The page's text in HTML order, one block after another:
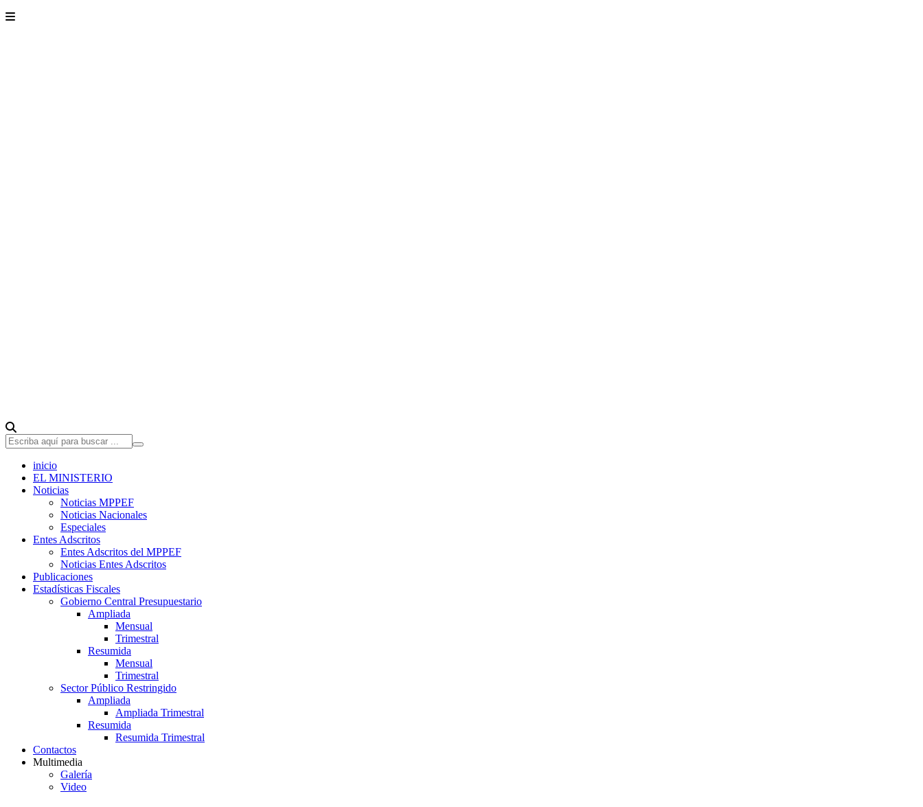
inicio
EL MINISTERIO
Noticias
Noticias MPPEF
Noticias Nacionales
Especiales
Entes Adscritos
Entes Adscritos del MPPEF
Noticias Entes Adscritos
Publicaciones
Estadísticas Fiscales
Gobierno Central Presupuestario
Ampliada
Mensual
Trimestral
Resumida
Mensual
Trimestral
Sector Público Restringido
Ampliada
Ampliada Trimestral
Resumida
Resumida Trimestral
Contactos
Multimedia
Galería
Video